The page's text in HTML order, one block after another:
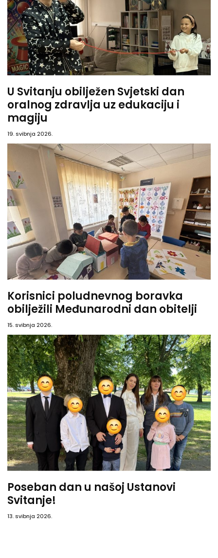
U Svitanju obilježen Svjetski dan
oralnog zdravlja uz edukaciju i
magiju
19. svibnja 2026.
Korisnici poludnevnog boravka
obilježili Međunarodni dan obitelji
15. svibnja 2026.
Poseban dan u našoj Ustanovi
Svitanje!
13. svibnja 2026.